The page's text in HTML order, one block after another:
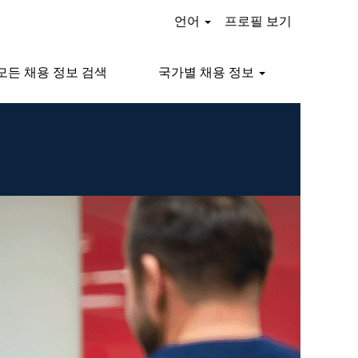
언어 프로필 보기
든 채용 정보 검색 국가별 채용 정보